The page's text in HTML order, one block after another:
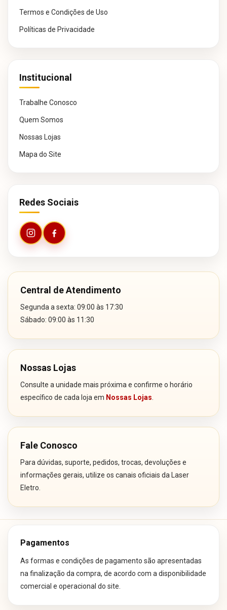
Termos e Condições de Uso
Políticas de Privacidade
Institucional
Trabalhe Conosco
Quem Somos
Nossas Lojas
Mapa do Site
Redes Sociais
Central de Atendimento
Segunda a sexta: 09:00 às 17:30
Sábado: 09:00 às 11:30
Nossas Lojas
Consulte a unidade mais próxima e confirme o horário
específico de cada loja em Nossas Lojas.
Fale Conosco
Para dúvidas, suporte, pedidos, trocas, devoluções e
informações gerais, utilize os canais oficiais da Laser
Eletro.
Pagamentos
As formas e condições de pagamento são apresentadas
na finalização da compra, de acordo com a disponibilidade
comercial e operacional do site.